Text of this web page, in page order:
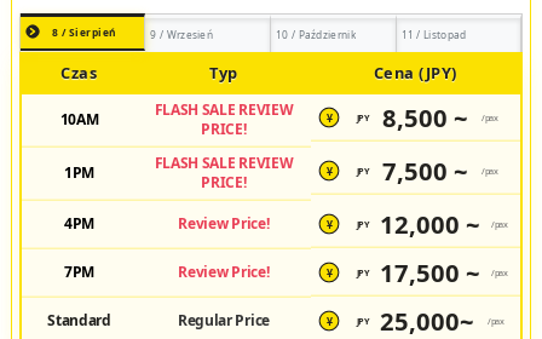
8 / Sierpień 9 / Wrzesień 10 / Październik 11 / Listopad
Czas Typ Cena (JPY)
10AM
FLASH SALE REVIEW
PRICE!
¥ JPY 8,500 ~ /pax
1PM
FLASH SALE REVIEW
PRICE!
¥ JPY 7,500 ~ /pax
4PM Review Price! ¥ JPY 12,000 ~ /pax
7PM Review Price! ¥ JPY 17,500 ~ /pax
Standard Regular Price ¥ JPY 25,000~ /pax